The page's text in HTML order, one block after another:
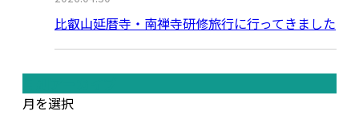
比叡山延暦寺・南禅寺研修旅行に行ってきました
月を選択